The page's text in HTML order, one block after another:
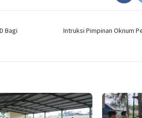
Bagi
Intruksi Pimpinan Oknum